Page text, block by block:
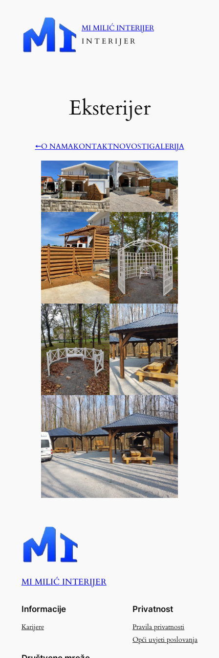
sadržaja
MI MILIĆ INTERIJER
I N T E R I J E R
Eksterijer
←O NAMAKONTAKTNOVOSTIGALERIJA
MI MILIĆ INTERIJER
Informacije
Karijere
Privatnost
Pravila privatnosti
Opći uvjeti poslovanja